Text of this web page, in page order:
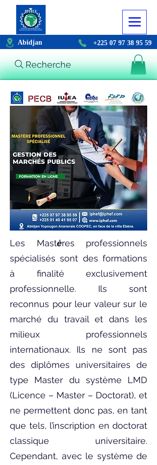
Abidjan +225 07 97 38 95 59
Recherche
Les Mastères professionnels
spécialisés sont des formations
à finalité exclusivement
professionnelle. Ils sont
reconnus pour leur valeur sur le
marché du travail et dans les
milieux professionnels
internationaux. Ils ne sont pas
des diplômes universitaires de
type Master du système LMD
(Licence – Master – Doctorat), et
ne permettent donc pas, en tant
que tels, l’inscription en doctorat
classique universitaire.
Cependant, avec le système de